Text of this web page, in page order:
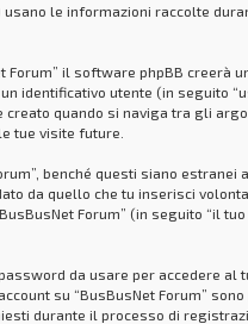
usano le informazioni raccolte
il software phpBB creerà
identificativo utente (in seguito
quando si naviga tra gli
tue visite future.
benché questi siano
da quello che tu inserisci
Forum” (in seguito “il
da usare per accedere al
su “BusBusNet Forum”
durante il processo di